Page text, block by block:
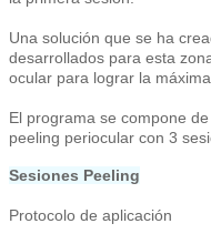
Una solución que se ha
desarrollados para esta
ocular para lograr la
El programa se compone
peeling periocular con 3
Sesiones Peeling
Protocolo de aplicación